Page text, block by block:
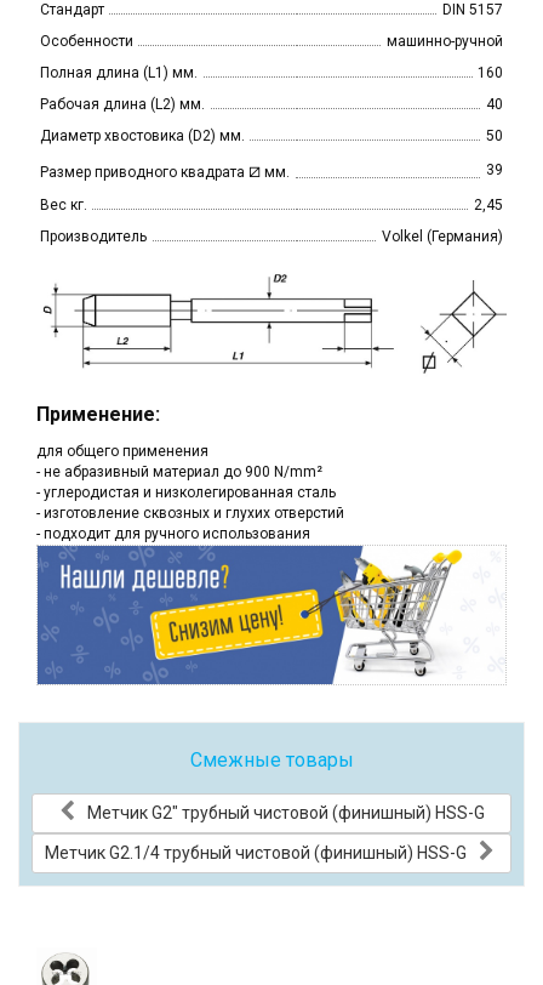
Стандарт
DIN 5157
Особенности
машинно-ручной
Полная длина (L1) мм.
160
Рабочая длина (L2) мм.
40
Диаметр хвостовика (D2) мм.
50
Размер приводного квадрата ⧄ мм. 39
Вес кг.
2,45
Производитель
Volkel (Германия)
Применение:
для общего применения
- не абразивный материал до 900 N/mm²
- углеродистая и низколегированная сталь
- изготовление сквозных и глухих отверстий
- подходит для ручного использования
Смежные товары
Метчик G2" трубный чистовой (финишный) HSS-G
Метчик G2.1/4 трубный чистовой (финишный) HSS-G